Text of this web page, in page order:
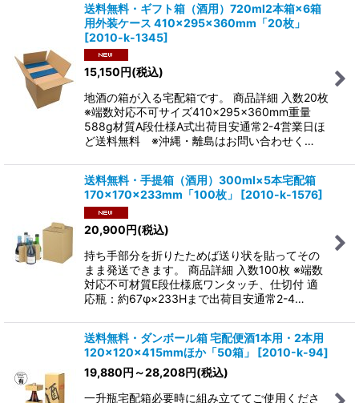
並び順
絞り込む
送料無料・ギフト箱（酒用）720ml2本箱×6箱
用外装ケース 410×295×360mm「20枚」
[2010-k-1345]
15,150 円(税込)
地酒の箱が入る宅配箱です。 商品詳細 入数20枚
※端数対応不可サイズ410×295×360mm重量
588g材質A段仕様A式出荷目安通常2-4営業日ほ
ど送料無料 ※沖縄・離島はお問い合わせく…
送料無料・手提箱（酒用）300ml×5本宅配箱
170×170×233mm「100枚」
[2010-k-1576]
20,900円(税込)
持ち手部分を折りたためば送り状を貼ってその
まま発送できます。 商品詳細 入数100枚 ※端数
対応不可材質E段仕様底ワンタッチ、仕切付 適
応瓶：約67φ×233Hまで出荷目安通常2-4…
送料無料・ダンボール箱 宅配便酒1本用・2本用
120×120×415mmほか「50箱」
[2010-k-94]
19,880円 ～28,208円(税込)
一升瓶宅配箱必要時に組み立ててご使用くださ